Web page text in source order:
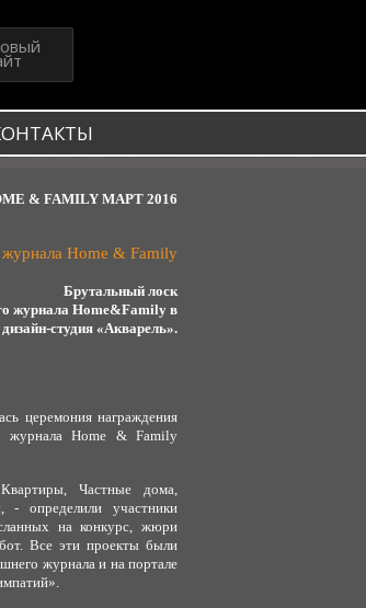
& FAMILY МАРТ 2016
Home & Family
Брутальный лоск
журнала Home&Family в
студия «Акварель».
церемония награждения
журнала Home & Family
Частные дома,
- определили участники
на конкурс, жюри
Все эти проекты были
журнала и на портале